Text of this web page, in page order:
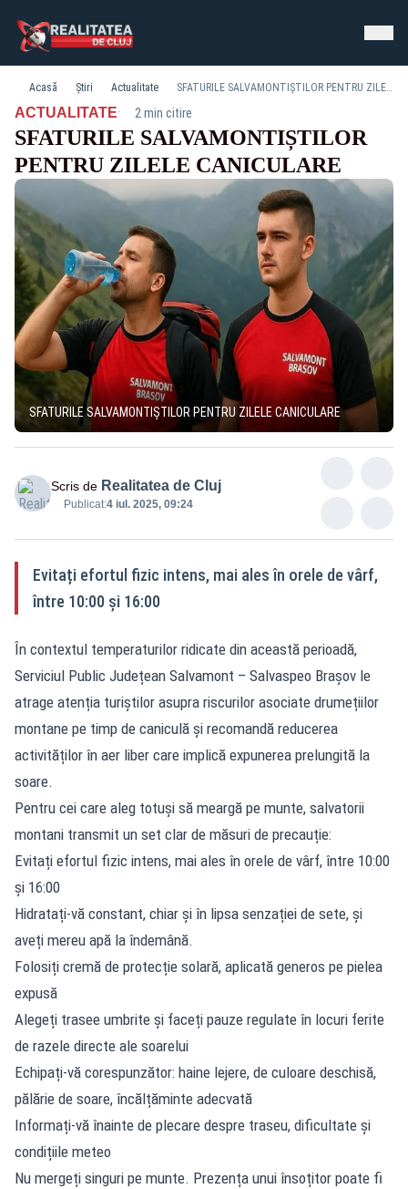
Acasă Știri Actualitate SFATURILE SALVAMONTIȘTILOR PENTRU ZILELE CANICULARE
ACTUALITATE· 2 min citire
SFATURILE SALVAMONTIȘTILOR
PENTRU ZILELE CANICULARE
SFATURILE SALVAMONTIȘTILOR PENTRU ZILELE CANICULARE
Scris de Realitatea de Cluj
Publicat:4 iul. 2025, 09:24
Evitați efortul fizic intens, mai ales în orele de vârf,
între 10:00 și 16:00
În contextul temperaturilor ridicate din această perioadă,
Serviciul Public Județean Salvamont – Salvaspeo Brașov le
atrage atenția turiștilor asupra riscurilor asociate drumețiilor
montane pe timp de caniculă și recomandă reducerea
activităților în aer liber care implică expunerea prelungită la
soare.
Pentru cei care aleg totuși să meargă pe munte, salvatorii
montani transmit un set clar de măsuri de precauție:
Evitați efortul fizic intens, mai ales în orele de vârf, între 10:00
și 16:00
Hidratați-vă constant, chiar și în lipsa senzației de sete, și
aveți mereu apă la îndemână.
Folosiți cremă de protecție solară, aplicată generos pe pielea
expusă
Alegeți trasee umbrite și faceți pauze regulate în locuri ferite
de razele directe ale soarelui
Echipați-vă corespunzător: haine lejere, de culoare deschisă,
pălărie de soare, încălțăminte adecvată
Informați-vă înainte de plecare despre traseu, dificultate și
condițiile meteo
Nu mergeți singuri pe munte. Prezența unui însoțitor poate fi